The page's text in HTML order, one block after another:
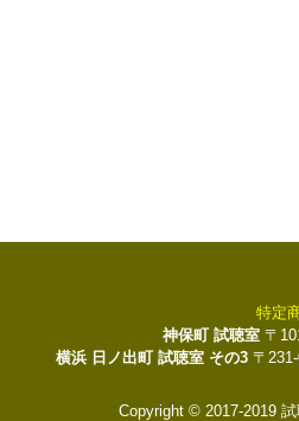
特定
神保町 試聴室 〒
横浜 日ノ出町 試聴室 その3 〒
Copyright © 2017-2019